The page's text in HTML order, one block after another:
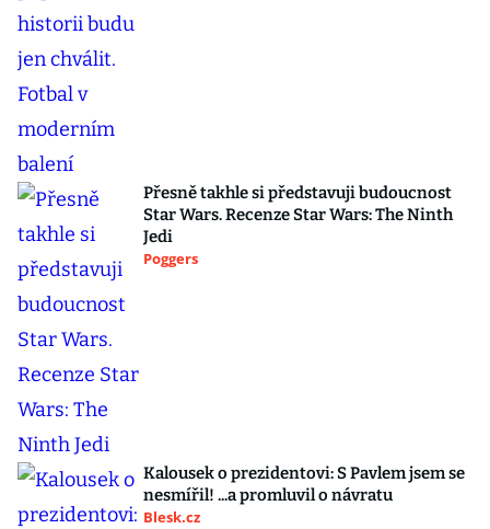
Přesně takhle si představuji budoucnost
Star Wars. Recenze Star Wars: The Ninth
Jedi
Poggers
Kalousek o prezidentovi: S Pavlem jsem se
nesmířil! ...a promluvil o návratu
Blesk.cz